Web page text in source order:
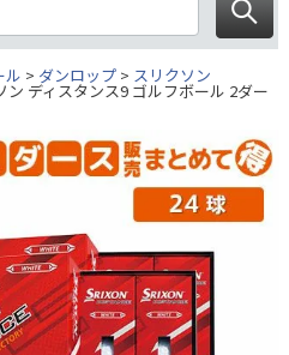
ル ダンロップ スリクソン
ン ディスタンス9 ゴルフボール 2ダー